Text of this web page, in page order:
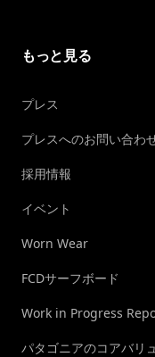
もっと見る
プレス
プレスへのお問い合わ
採用情報
イベント
Worn Wear
FCDサーフボード
Work in Progress
パタゴニアのコアバリ